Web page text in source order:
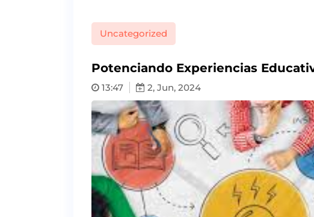
Uncategorized
Potenciando Experiencias
13:47 2, Jun, 2024